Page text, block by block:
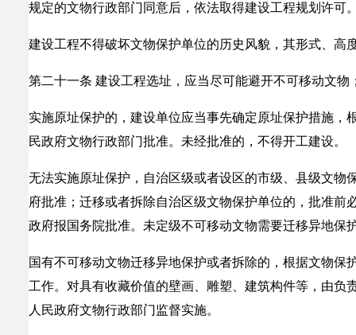
规定的文物行政部门同意后，依法取得建设工程规划许可
建设工程不得破坏文物保护单位的历史风貌，其形式、高
第二十一条 建设工程选址，应当尽可能避开不可移动文
实施原址保护的，建设单位应当事先确定原址保护措施
民政府文物行政部门批准。未经批准的，不得开工建设。
无法实施原址保护，自治区级或者设区的市级、县级文
府批准；迁移或者拆除自治区级文物保护单位的，批准
政府报国务院批准。未定级不可移动文物需要迁移异地
国有不可移动文物迁移异地保护或者拆除的，根据文物
工作。对具有收藏价值的壁画、雕塑、建筑构件等，由
人民政府文物行政部门监督实施。